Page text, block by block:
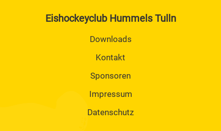
Eishockeyclub Hummels Tulln
Downloads
Kontakt
Sponsoren
Impressum
Datenschutz